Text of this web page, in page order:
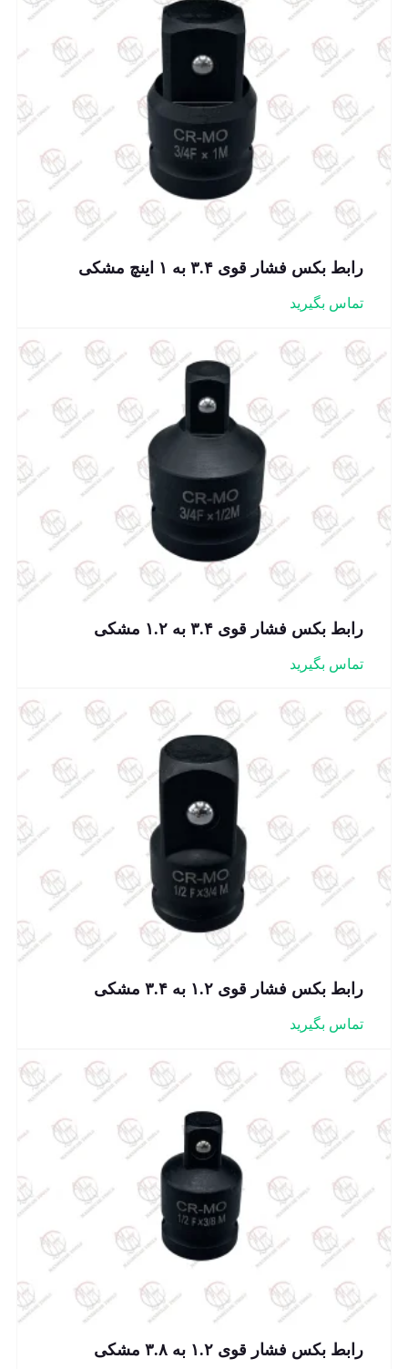
رابط بکس فشار قوی ۳.۴ به ۱ اینچ مشکی
تماس بگیرید
رابط بکس فشار قوی ۳.۴ به ۱.۲ مشکی
تماس بگیرید
رابط بکس فشار قوی ۱.۲ به ۳.۴ مشکی
تماس بگیرید
رابط بکس فشار قوی ۱.۲ به ۳.۸ مشکی